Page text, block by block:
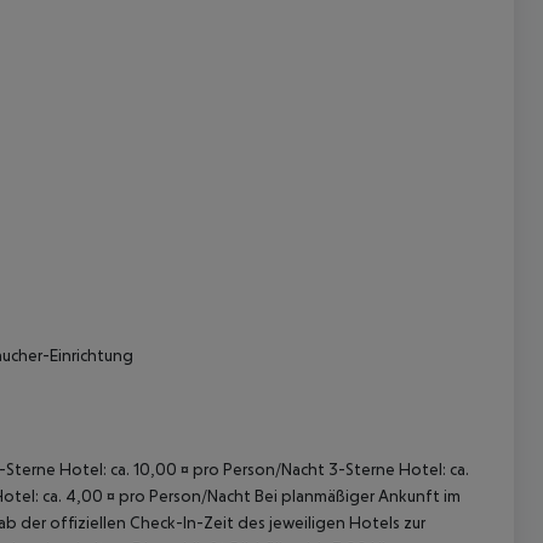
Einrichtung
Hotel: ca. 10,00 ¤ pro Person/Nacht 3-Sterne Hotel: ca.
ca. 4,00 ¤ pro Person/Nacht Bei planmäßiger Ankunft im
der offiziellen Check-In-Zeit des jeweiligen Hotels zur